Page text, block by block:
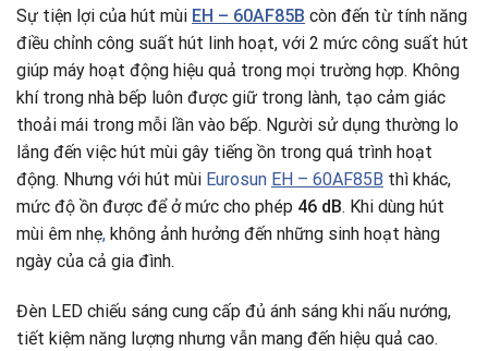
Sự tiện lợi của hút mùi EH – 60AF85B còn đến từ tính năng
điều chỉnh công suất hút linh hoạt, với 2 mức công suất hút
giúp máy hoạt động hiệu quả trong mọi trường hợp. Không
khí trong nhà bếp luôn được giữ trong lành, tạo cảm giác
thoải mái trong mỗi lần vào bếp. Người sử dụng thường lo
lắng đến việc hút mùi gây tiếng ồn trong quá trình hoạt
động. Nhưng với hút mùi Eurosun EH – 60AF85B thì khác,
mức độ ồn được để ở mức cho phép 46 dB. Khi dùng hút
mùi êm nhẹ, không ảnh hưởng đến những sinh hoạt hàng
ngày của cả gia đình.
Đèn LED chiếu sáng cung cấp đủ ánh sáng khi nấu nướng,
tiết kiệm năng lượng nhưng vẫn mang đến hiệu quả cao.